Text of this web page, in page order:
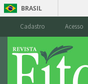
BRASIL
Cadastro Acesso